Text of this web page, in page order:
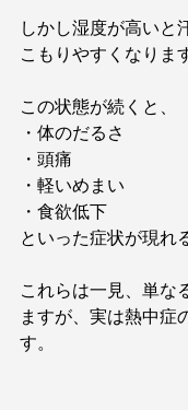
しかし湿度が高いと
こもりやすくなりま
この状態が続くと、
・体のだるさ
・頭痛
・軽いめまい
・食欲低下
といった症状が現れ
これらは一見、単な
ますが、実は熱中症
す。